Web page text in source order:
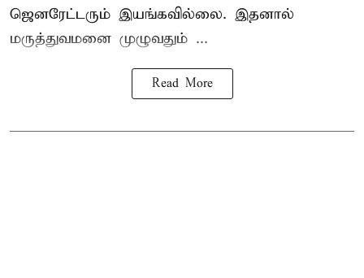
ஜெனரேட்டரும் இயங்கவில்லை. இதனால்
மருத்துவமனை முழுவதும் ...
Read More